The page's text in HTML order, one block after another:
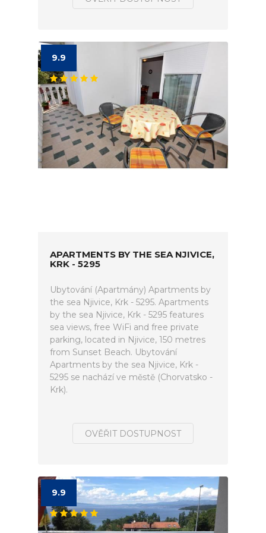
9.9
APARTMENTS BY THE SEA NJIVICE,
KRK - 5295
Ubytování (Apartmány) Apartments by
the sea Njivice, Krk - 5295. Apartments
by the sea Njivice, Krk - 5295 features
sea views, free WiFi and free private
parking, located in Njivice, 150 metres
from Sunset Beach. Ubytování
Apartments by the sea Njivice, Krk -
5295 se nachází ve městě (Chorvatsko -
Krk).
OVĚŘIT DOSTUPNOST
9.9